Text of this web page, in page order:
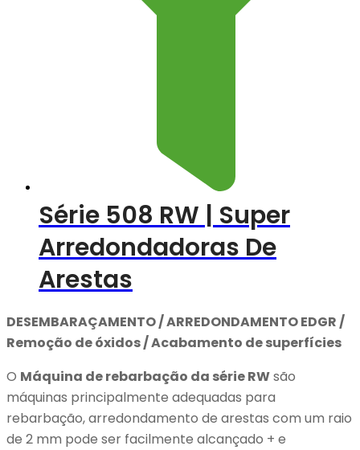
Série 508 RW | Super
Arredondadoras De
Arestas
DESEMBARAÇAMENTO / ARREDONDAMENTO EDGR /
Remoção de óxidos / Acabamento de superfícies
O Máquina de rebarbação da série RWsão
máquinas principalmente adequadas para
rebarbação, arredondamento de arestas com um raio
de 2 mm pode ser facilmente alcançado + e